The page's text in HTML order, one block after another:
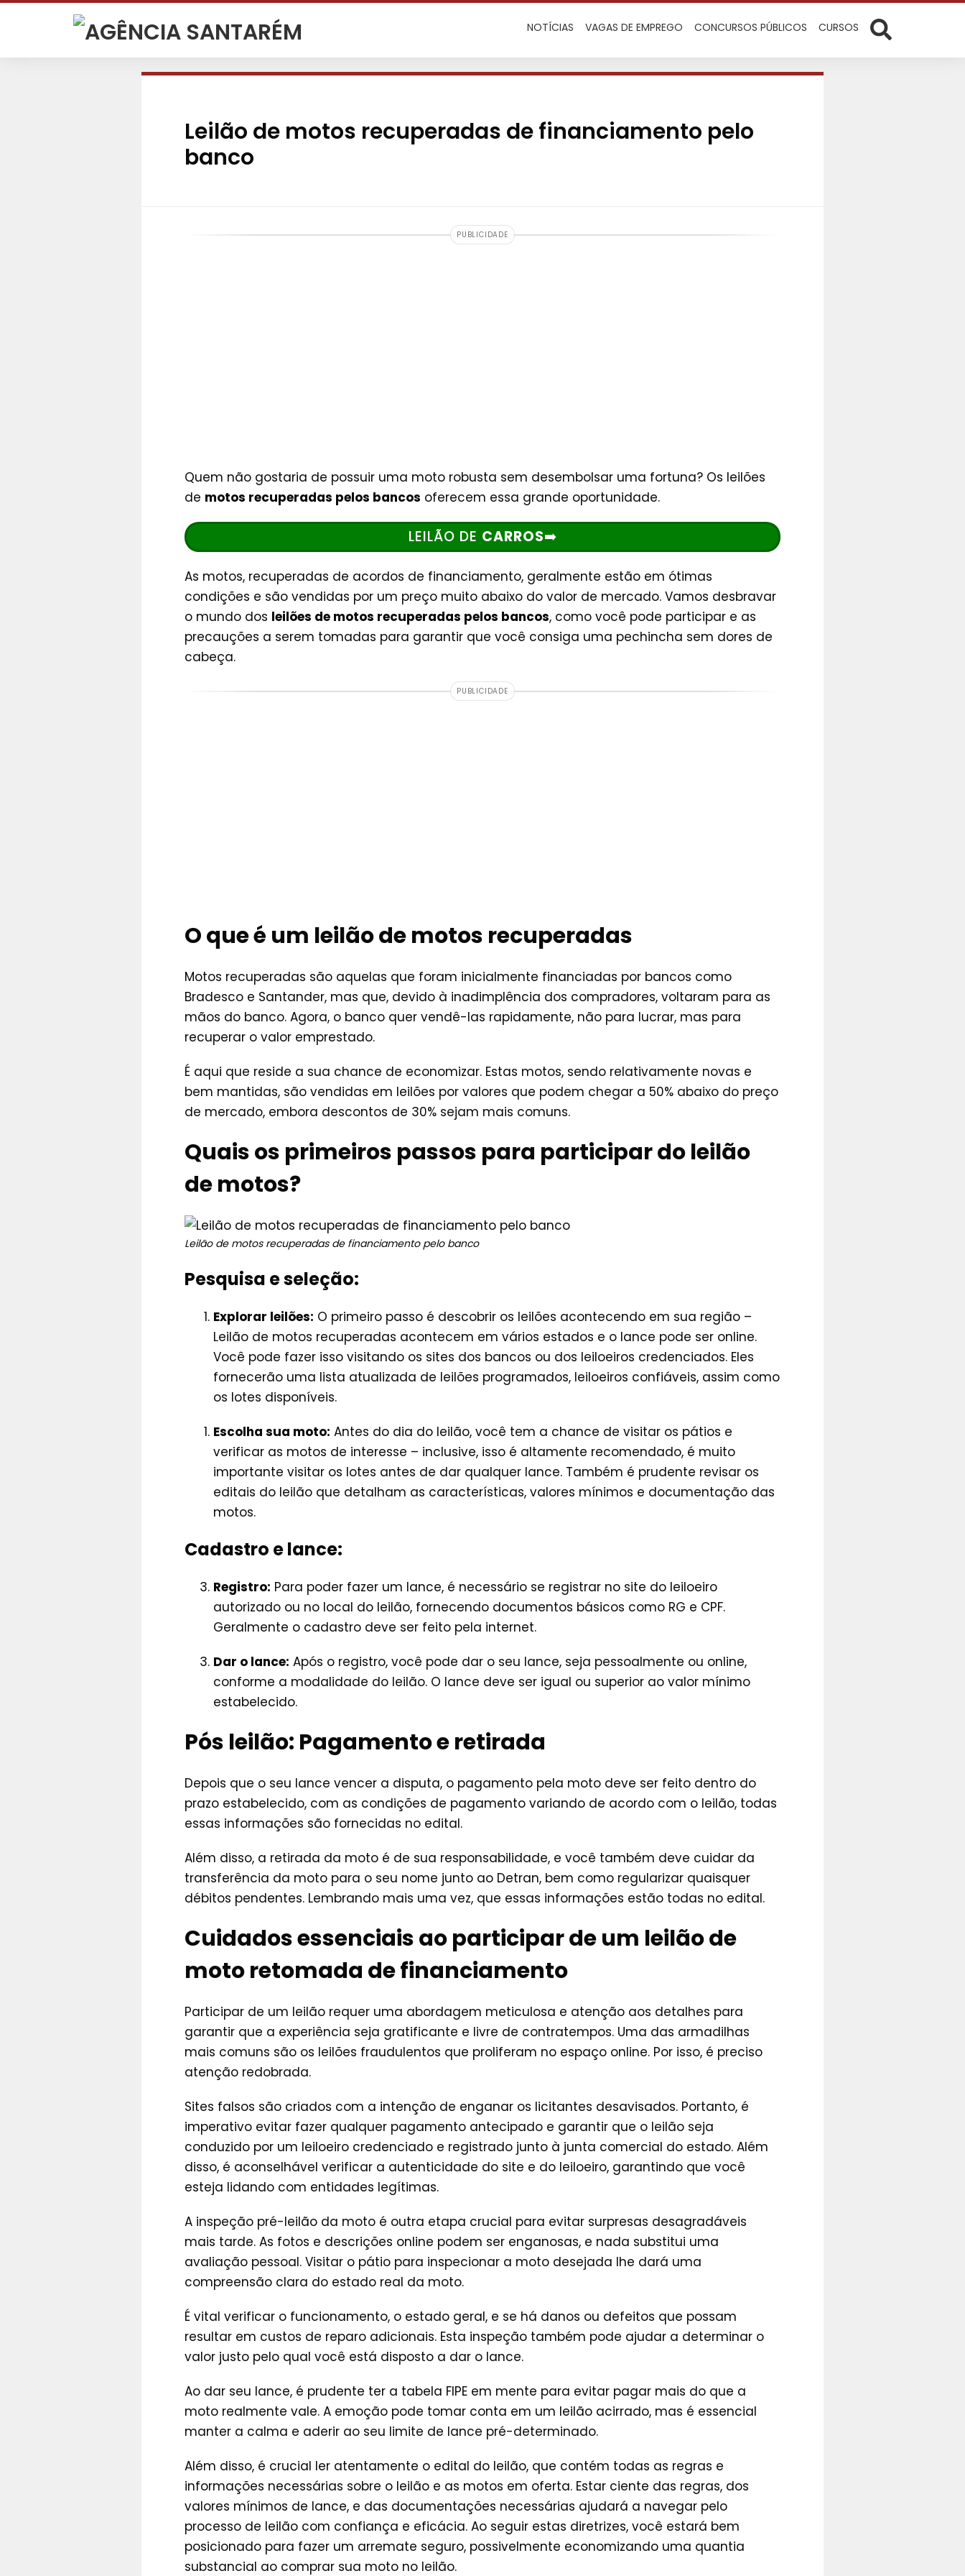
NOTÍCIAS VAGAS DE EMPREGO CONCURSOS PÚBLICOS CURSOS
Leilão de motos recuperadas de financiamento pelo
banco
PUBLICIDADE
Quem não gostaria de possuir uma moto robusta sem desembolsar uma fortuna? Os leilões
de motos recuperadas pelos bancos oferecem essa grande oportunidade.
LEILÃO DE CARROS➡️
As motos, recuperadas de acordos de financiamento, geralmente estão em ótimas
condições e são vendidas por um preço muito abaixo do valor de mercado. Vamos desbravar
o mundo dos leilões de motos recuperadas pelos bancos, como você pode participar e as
precauções a serem tomadas para garantir que você consiga uma pechincha sem dores de
cabeça.
PUBLICIDADE
O que é um leilão de motos recuperadas
Motos recuperadas são aquelas que foram inicialmente financiadas por bancos como
Bradesco e Santander, mas que, devido à inadimplência dos compradores, voltaram para as
mãos do banco. Agora, o banco quer vendê-las rapidamente, não para lucrar, mas para
recuperar o valor emprestado.
É aqui que reside a sua chance de economizar. Estas motos, sendo relativamente novas e
bem mantidas, são vendidas em leilões por valores que podem chegar a 50% abaixo do preço
de mercado, embora descontos de 30% sejam mais comuns.
Quais os primeiros passos para participar do leilão
de motos?
Leilão de motos recuperadas de financiamento pelo banco
Pesquisa e seleção:
Explorar leilões: O primeiro passo é descobrir os leilões acontecendo em sua região –
Leilão de motos recuperadas acontecem em vários estados e o lance pode ser online.
Você pode fazer isso visitando os sites dos bancos ou dos leiloeiros credenciados. Eles
fornecerão uma lista atualizada de leilões programados, leiloeiros confiáveis, assim como
os lotes disponíveis.
Escolha sua moto: Antes do dia do leilão, você tem a chance de visitar os pátios e
verificar as motos de interesse – inclusive, isso é altamente recomendado, é muito
importante visitar os lotes antes de dar qualquer lance. Também é prudente revisar os
editais do leilão que detalham as características, valores mínimos e documentação das
motos.
Cadastro e lance:
Registro: Para poder fazer um lance, é necessário se registrar no site do leiloeiro
autorizado ou no local do leilão, fornecendo documentos básicos como RG e CPF.
Geralmente o cadastro deve ser feito pela internet.
Dar o lance: Após o registro, você pode dar o seu lance, seja pessoalmente ou online,
conforme a modalidade do leilão. O lance deve ser igual ou superior ao valor mínimo
estabelecido.
Pós leilão: Pagamento e retirada
Depois que o seu lance vencer a disputa, o pagamento pela moto deve ser feito dentro do
prazo estabelecido, com as condições de pagamento variando de acordo com o leilão, todas
essas informações são fornecidas no edital.
Além disso, a retirada da moto é de sua responsabilidade, e você também deve cuidar da
transferência da moto para o seu nome junto ao Detran, bem como regularizar quaisquer
débitos pendentes. Lembrando mais uma vez, que essas informações estão todas no edital.
Cuidados essenciais ao participar de um leilão de
moto retomada de financiamento
Participar de um leilão requer uma abordagem meticulosa e atenção aos detalhes para
garantir que a experiência seja gratificante e livre de contratempos. Uma das armadilhas
mais comuns são os leilões fraudulentos que proliferam no espaço online. Por isso, é preciso
atenção redobrada.
Sites falsos são criados com a intenção de enganar os licitantes desavisados. Portanto, é
imperativo evitar fazer qualquer pagamento antecipado e garantir que o leilão seja
conduzido por um leiloeiro credenciado e registrado junto à junta comercial do estado. Além
disso, é aconselhável verificar a autenticidade do site e do leiloeiro, garantindo que você
esteja lidando com entidades legítimas.
A inspeção pré-leilão da moto é outra etapa crucial para evitar surpresas desagradáveis
mais tarde. As fotos e descrições online podem ser enganosas, e nada substitui uma
avaliação pessoal. Visitar o pátio para inspecionar a moto desejada lhe dará uma
compreensão clara do estado real da moto.
É vital verificar o funcionamento, o estado geral, e se há danos ou defeitos que possam
resultar em custos de reparo adicionais. Esta inspeção também pode ajudar a determinar o
valor justo pelo qual você está disposto a dar o lance.
Ao dar seu lance, é prudente ter a tabela FIPE em mente para evitar pagar mais do que a
moto realmente vale. A emoção pode tomar conta em um leilão acirrado, mas é essencial
manter a calma e aderir ao seu limite de lance pré-determinado.
Além disso, é crucial ler atentamente o edital do leilão, que contém todas as regras e
informações necessárias sobre o leilão e as motos em oferta. Estar ciente das regras, dos
valores mínimos de lance, e das documentações necessárias ajudará a navegar pelo
processo de leilão com confiança e eficácia. Ao seguir estas diretrizes, você estará bem
posicionado para fazer um arremate seguro, possivelmente economizando uma quantia
substancial ao comprar sua moto no leilão.